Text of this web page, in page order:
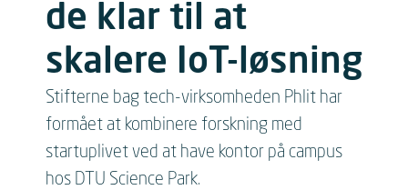
de klar til at
skalere IoT-løsning
Stifterne bag tech-virksomheden Phlit har
formået at kombinere forskning med
startuplivet ved at have kontor på campus
hos DTU Science Park.